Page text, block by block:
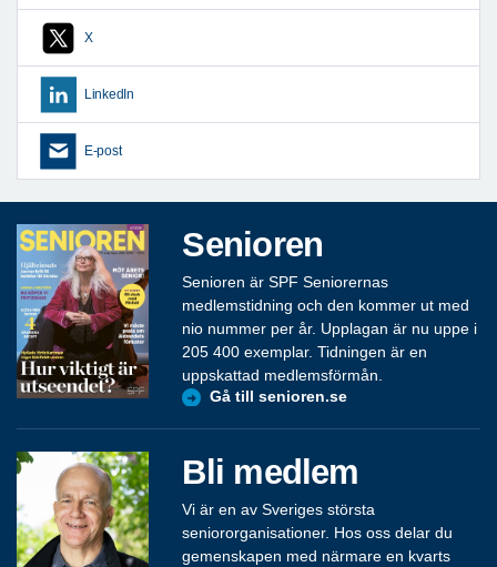
X
LinkedIn
E-post
Senioren
Senioren är SPF Seniorernas
medlemstidning och den kommer ut med
nio nummer per år. Upplagan är nu uppe i
205 400 exemplar. Tidningen är en
uppskattad medlemsförmån.
Gå till senioren.se
Bli medlem
Vi är en av Sveriges största
seniororganisationer. Hos oss delar du
gemenskapen med närmare en kvarts